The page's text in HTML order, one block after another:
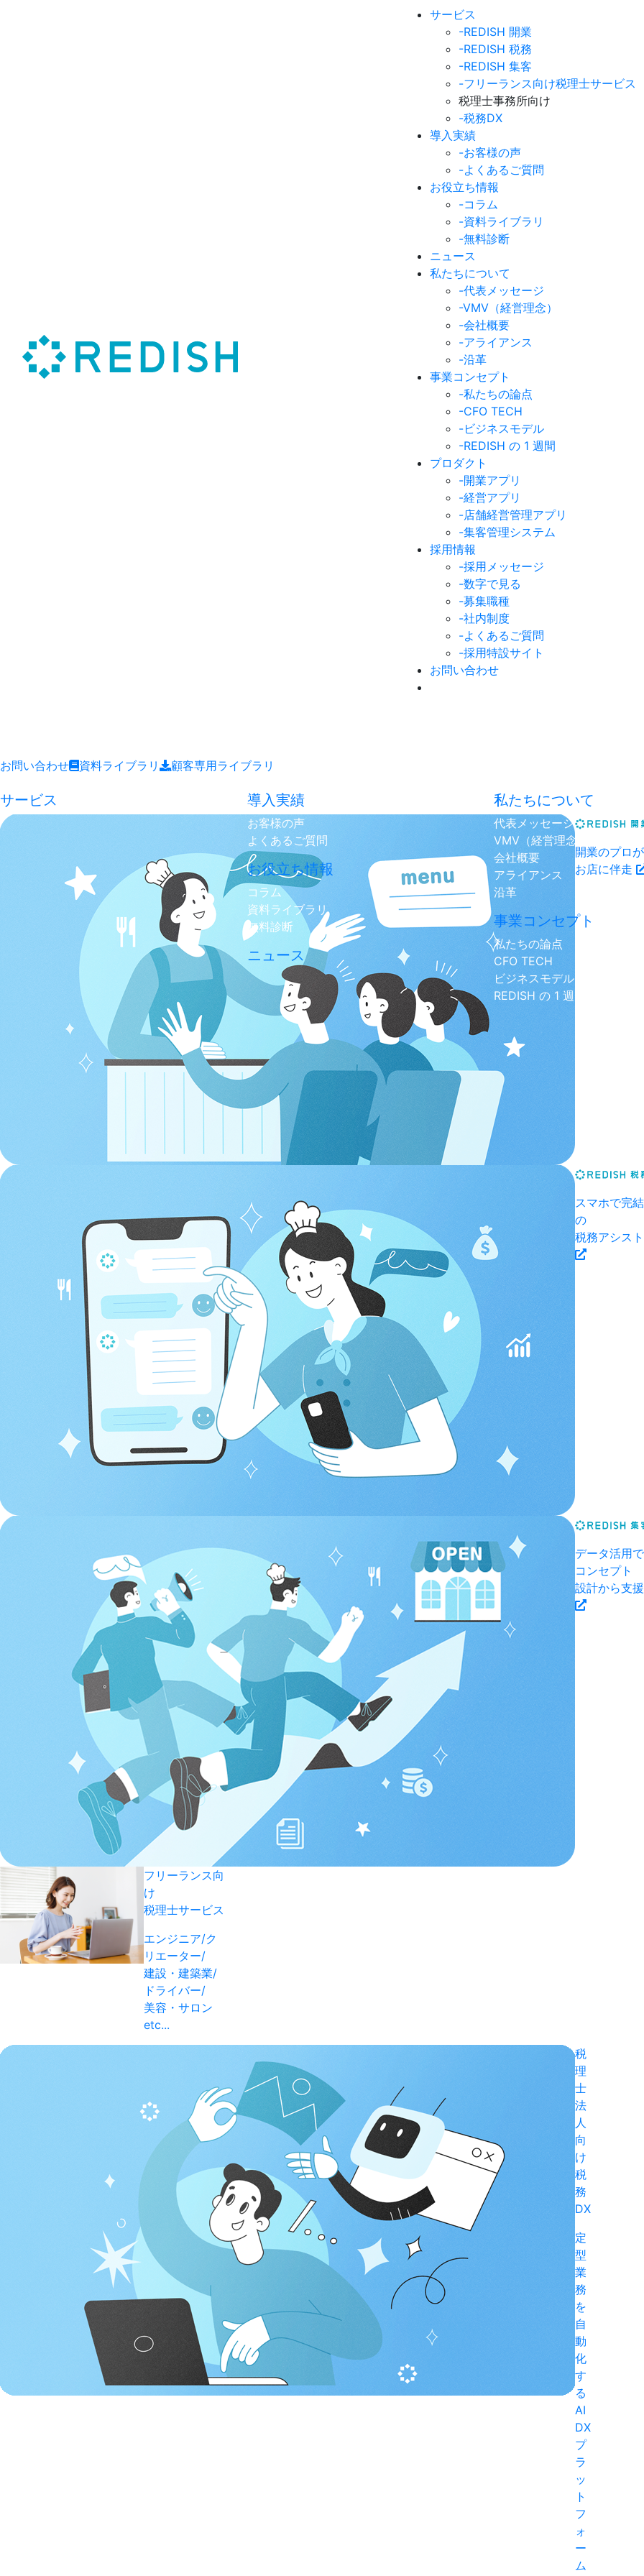
サービス
-REDISH 開業
-REDISH 税務
-REDISH 集客
-フリーランス向け税理士サービス
税理士事務所向け
-税務DX
導入実績
-お客様の声
-よくあるご質問
お役立ち情報
-コラム
-資料ライブラリ
-無料診断
ニュース
私たちについて
-代表メッセージ
-VMV（経営理念）
-会社概要
-アライアンス
-沿革
事業コンセプト
-私たちの論点
-CFO TECH
-ビジネスモデル
-REDISH の 1 週間
プロダクト
-開業アプリ
-経営アプリ
-店舗経営管理アプリ
-集客管理システム
採用情報
-採用メッセージ
-数字で見る
-募集職種
-社内制度
-よくあるご質問
-採用特設サイト
お問い合わせ
お問い合わせ 資料ライブラリ 顧客専用ライブラリ
サービス
開業のプロが
お店に伴走
スマホで完結
の
税務アシスト
データ活用で
コンセプト
設計から支援
フリーランス向
け
税理士サービス
エンジニア/ク
リエーター/
建設・建築業/
ドライバー/
美容・サロン
etc...
税
理
士
法
人
向
け
税
務
DX
定
型
業
務
を
自
動
化
す
る
AI
DX
プ
ラ
ッ
ト
フ
ォ
ー
ム
導入実績
お客様の声
よくあるご質問
お役立ち情報
コラム
資料ライブラリ
無料診断
ニュース
私たちについて
代表メッセージ
VMV（経営理念）
会社概要
アライアンス
沿革
事業コンセプト
私たちの論点
CFO TECH
ビジネスモデル
REDISH の 1 週間